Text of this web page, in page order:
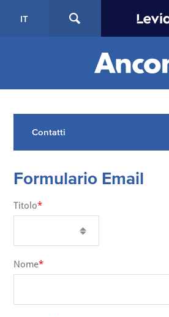
IT
Contatti
Formulario Email
Titolo
Nome